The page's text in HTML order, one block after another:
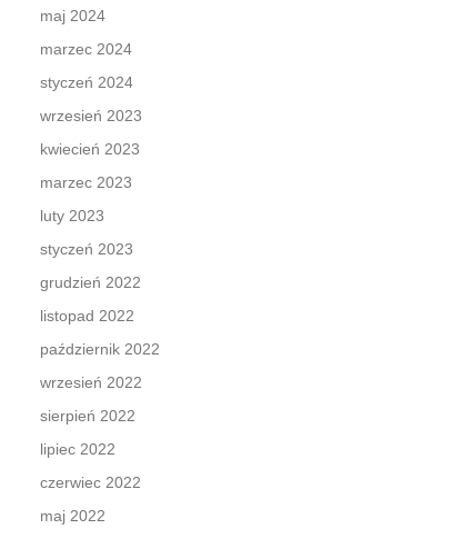
maj 2024
marzec 2024
styczeń 2024
wrzesień 2023
kwiecień 2023
marzec 2023
luty 2023
styczeń 2023
grudzień 2022
listopad 2022
październik 2022
wrzesień 2022
sierpień 2022
lipiec 2022
czerwiec 2022
maj 2022